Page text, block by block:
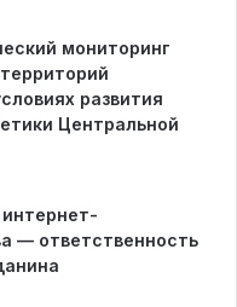
мониторинг
развития
Центральной
— ответственность